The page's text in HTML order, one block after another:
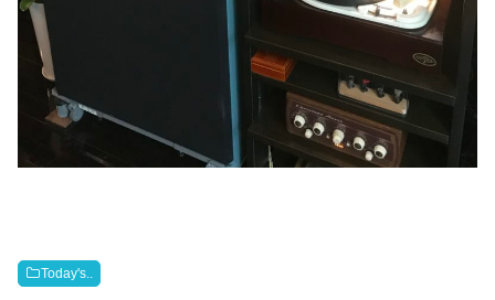
Today's..